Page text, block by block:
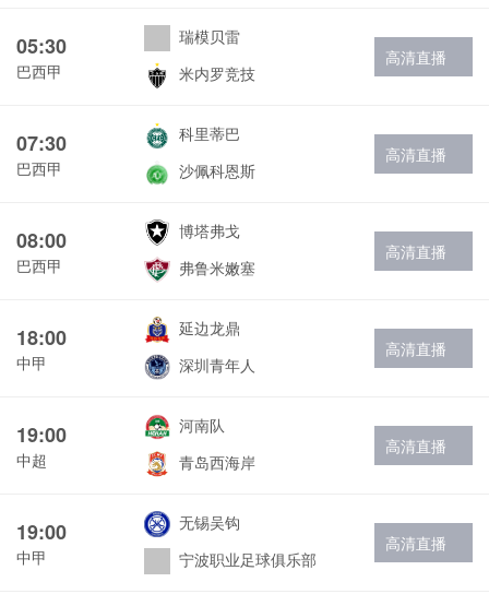
05:30
巴西甲
瑞模贝雷
米内罗竞技
高清直播
07:30
巴西甲
科里蒂巴
沙佩科恩斯
高清直播
08:00
巴西甲
博塔弗戈
弗鲁米嫩塞
高清直播
18:00
中甲
延边龙鼎
深圳青年人
高清直播
19:00
中超
河南队
青岛西海岸
高清直播
19:00
中甲
无锡吴钩
宁波职业足球俱乐部
高清直播